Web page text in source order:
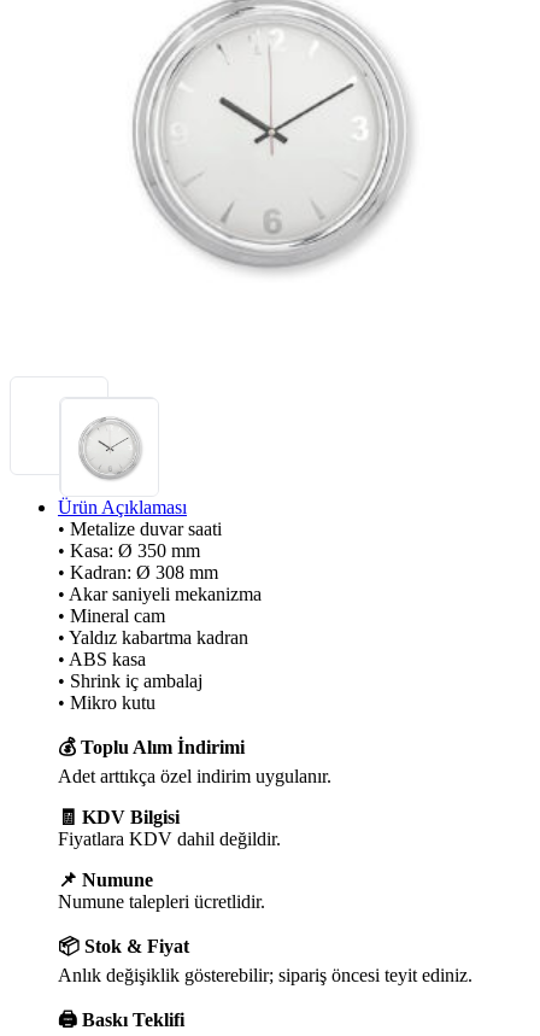
Ürün Açıklaması
• Metalize duvar saati
• Kasa: Ø 350 mm
• Kadran: Ø 308 mm
• Akar saniyeli mekanizma
• Mineral cam
• Yaldız kabartma kadran
• ABS kasa
• Shrink iç ambalaj
• Mikro kutu
💰 Toplu Alım İndirimi
Adet arttıkça özel indirim uygulanır.
🧾 KDV Bilgisi
Fiyatlara KDV dahil değildir.
📌 Numune
Numune talepleri ücretlidir.
📦 Stok & Fiyat
Anlık değişiklik gösterebilir; sipariş öncesi teyit ediniz.
🖨️ Baskı Teklifi